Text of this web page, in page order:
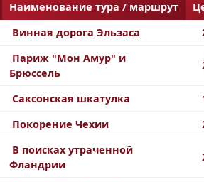
Наименование тура / маршрут
Винная дорога Эльзаса
Париж "Мон Амур" и
Брюссель
Саксонская шкатулка
Покорение Чехии
В поисках утраченной
Фландрии